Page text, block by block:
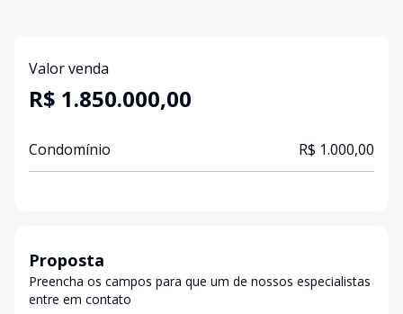
Valor venda
R$ 1.850.000,00
Condomínio R$ 1.000,00
Proposta
Preencha os campos para que um de nossos especialistas
entre em contato